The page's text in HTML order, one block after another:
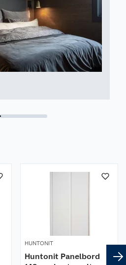
HUNTONIT
Huntonit Panelbord